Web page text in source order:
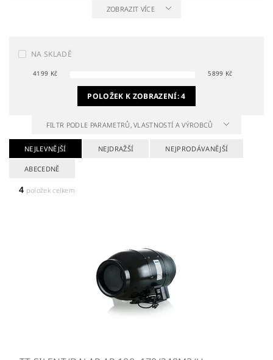
ZOBRAZIT VÍCE
NA SKLADĚ
4199 Kč 5899 Kč
POLOŽEK K ZOBRAZENÍ:4
FILTR PODLE PARAMETRŮ, VLASTNOSTÍ A VÝROBCŮ
NEJLEVNĚJŠÍ NEJDRAŽŠÍ NEJPRODÁVANĚJŠÍ
ABECEDNĚ
4 položek celkem